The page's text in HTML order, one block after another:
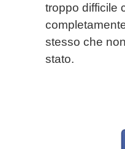
troppo difficile
stesso che
stato.